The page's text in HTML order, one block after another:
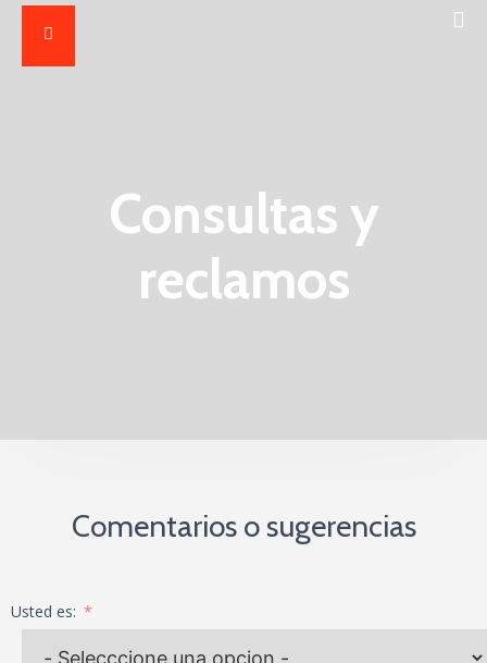
Consultas y
reclamos
Comentarios o sugerencias
Usted es: